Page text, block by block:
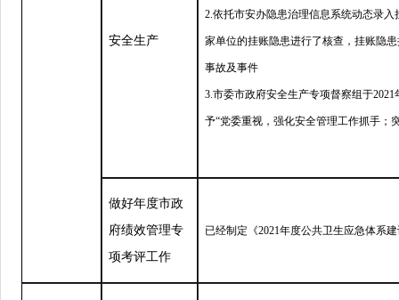
安全生产
2.依托市安办隐患治理信息系统动态录
家单位的挂账隐患进行了核查，挂账隐
事故及事件
3.市委市政府安全生产专项督察组于
予“党委重视，强化安全管理工作抓手；
做好年度市政
府绩效管理专
项考评工作
已经制定《2021年度公共卫生应急体系